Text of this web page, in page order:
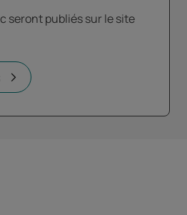
seront publiés sur le site